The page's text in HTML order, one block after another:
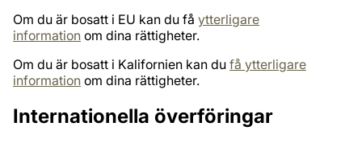
Om du är bosatt i EU kan du få ytterligare
information om dina rättigheter.
Om du är bosatt i Kalifornien kan du få ytterligare
information om dina rättigheter.
Internationella överföringar